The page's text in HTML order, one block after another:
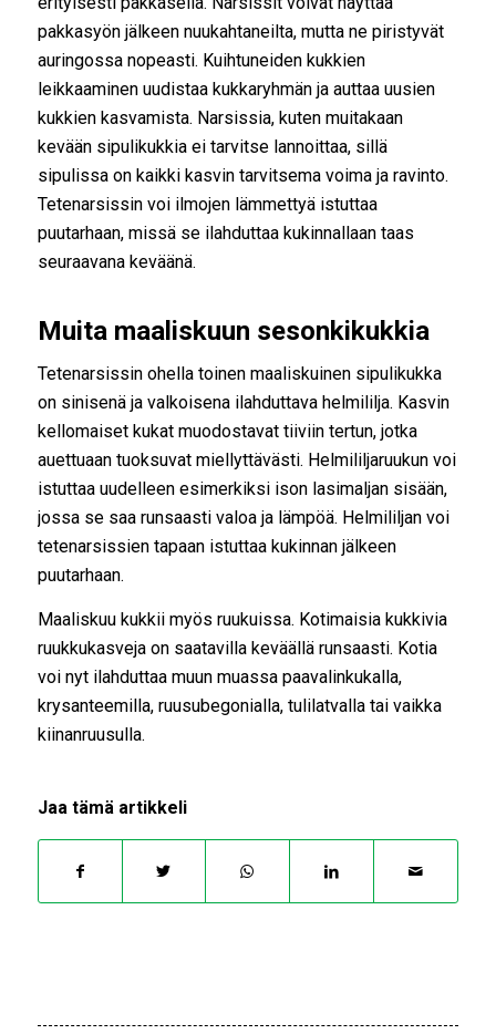
pakkasyön jälkeen nuukahtaneilta, mutta ne piristyvät
auringossa nopeasti. Kuihtuneiden kukkien
leikkaaminen uudistaa kukkaryhmän ja auttaa uusien
kukkien kasvamista. Narsissia, kuten muitakaan
kevään sipulikukkia ei tarvitse lannoittaa, sillä
sipulissa on kaikki kasvin tarvitsema voima ja ravinto.
Tetenarsissin voi ilmojen lämmettyä istuttaa
puutarhaan, missä se ilahduttaa kukinnallaan taas
seuraavana keväänä.
Muita maaliskuun sesonkikukkia
Tetenarsissin ohella toinen maaliskuinen sipulikukka
on sinisenä ja valkoisena ilahduttava helmililja. Kasvin
kellomaiset kukat muodostavat tiiviin tertun, jotka
auettuaan tuoksuvat miellyttävästi. Helmililjaruukun voi
istuttaa uudelleen esimerkiksi ison lasimaljan sisään,
jossa se saa runsaasti valoa ja lämpöä. Helmililjan voi
tetenarsissien tapaan istuttaa kukinnan jälkeen
puutarhaan.
Maaliskuu kukkii myös ruukuissa. Kotimaisia kukkivia
ruukkukasveja on saatavilla keväällä runsaasti. Kotia
voi nyt ilahduttaa muun muassa paavalinkukalla,
krysanteemilla, ruusubegonialla, tulilatvalla tai vaikka
kiinanruusulla.
Jaa tämä artikkeli